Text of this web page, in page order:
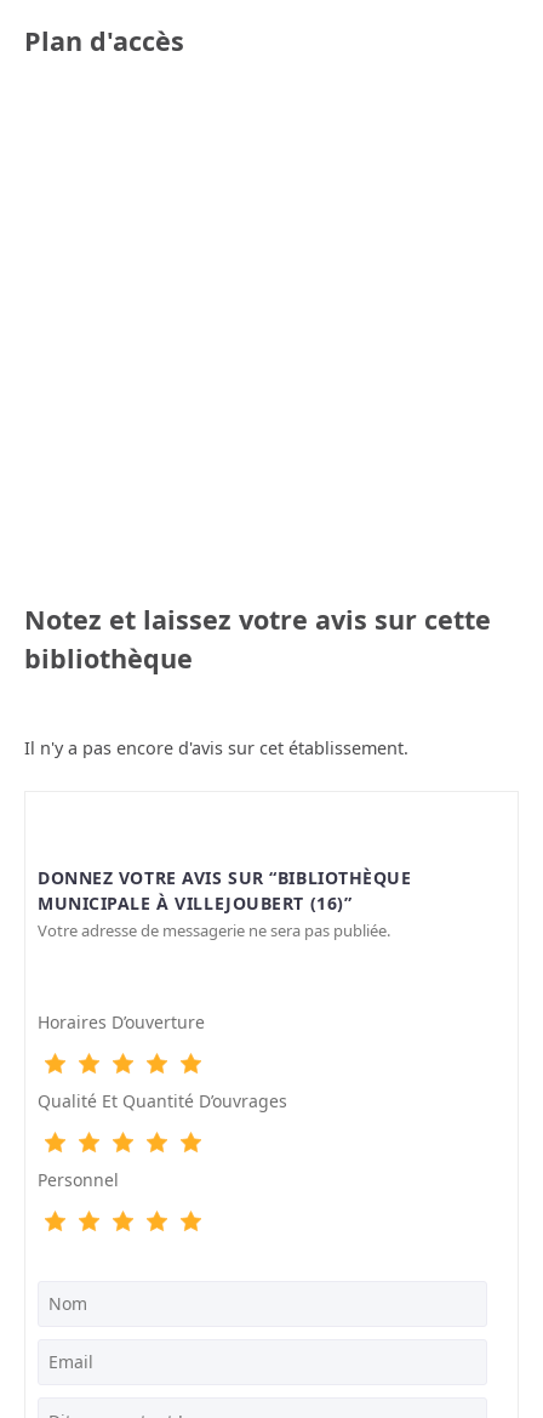
Plan d'accès
Notez et laissez votre avis sur cette
bibliothèque
Il n'y a pas encore d'avis sur cet établissement.
DONNEZ VOTRE AVIS SUR “BIBLIOTHÈQUE
MUNICIPALE À VILLEJOUBERT (16)”
Votre adresse de messagerie ne sera pas publiée.
Horaires D’ouverture
Qualité Et Quantité D’ouvrages
Personnel